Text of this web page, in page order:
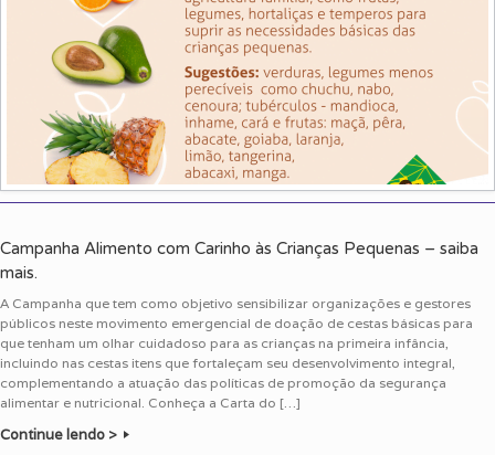
Campanha Alimento com Carinho às Crianças Pequenas – saiba
mais.
A Campanha que tem como objetivo sensibilizar organizações e gestores
públicos neste movimento emergencial de doação de cestas básicas para
que tenham um olhar cuidadoso para as crianças na primeira infância,
incluindo nas cestas itens que fortaleçam seu desenvolvimento integral,
complementando a atuação das políticas de promoção da segurança
alimentar e nutricional. Conheça a Carta do […]
Continue lendo >